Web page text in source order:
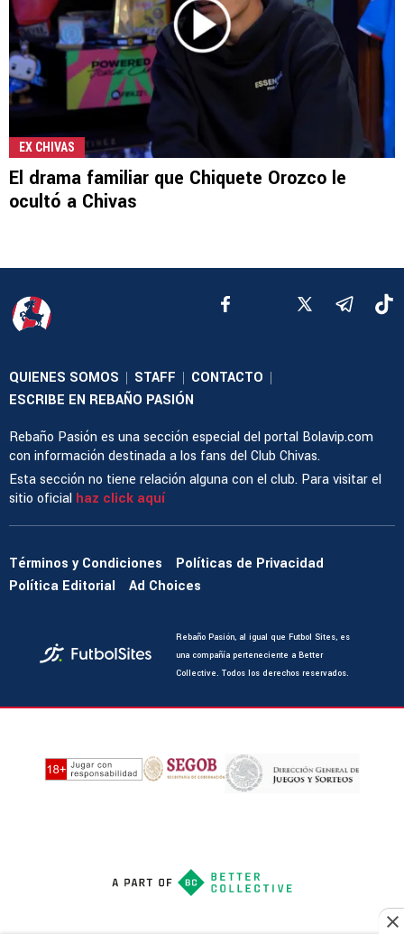
EX CHIVAS
El drama familiar que Chiquete Orozco le
ocultó a Chivas
QUIENES SOMOS | STAFF | CONTACTO |
ESCRIBE EN REBAÑO PASIÓN
Rebaño Pasión es una sección especial del portal Bolavip.com
con información destinada a los fans del Club Chivas.
Esta sección no tiene relación alguna con el club. Para visitar el
sitio oficial haz click aquí
Términos y Condiciones
Políticas de Privacidad
Política Editorial
Ad Choices
Rebaño Pasión, al igual que Futbol Sites, es
una compañía perteneciente a Better
Collective. Todos los derechos reservados.